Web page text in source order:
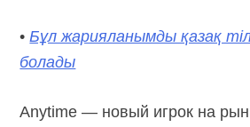
•Бұл жарияланымды қазақ
болады
Anytime — новый игрок на